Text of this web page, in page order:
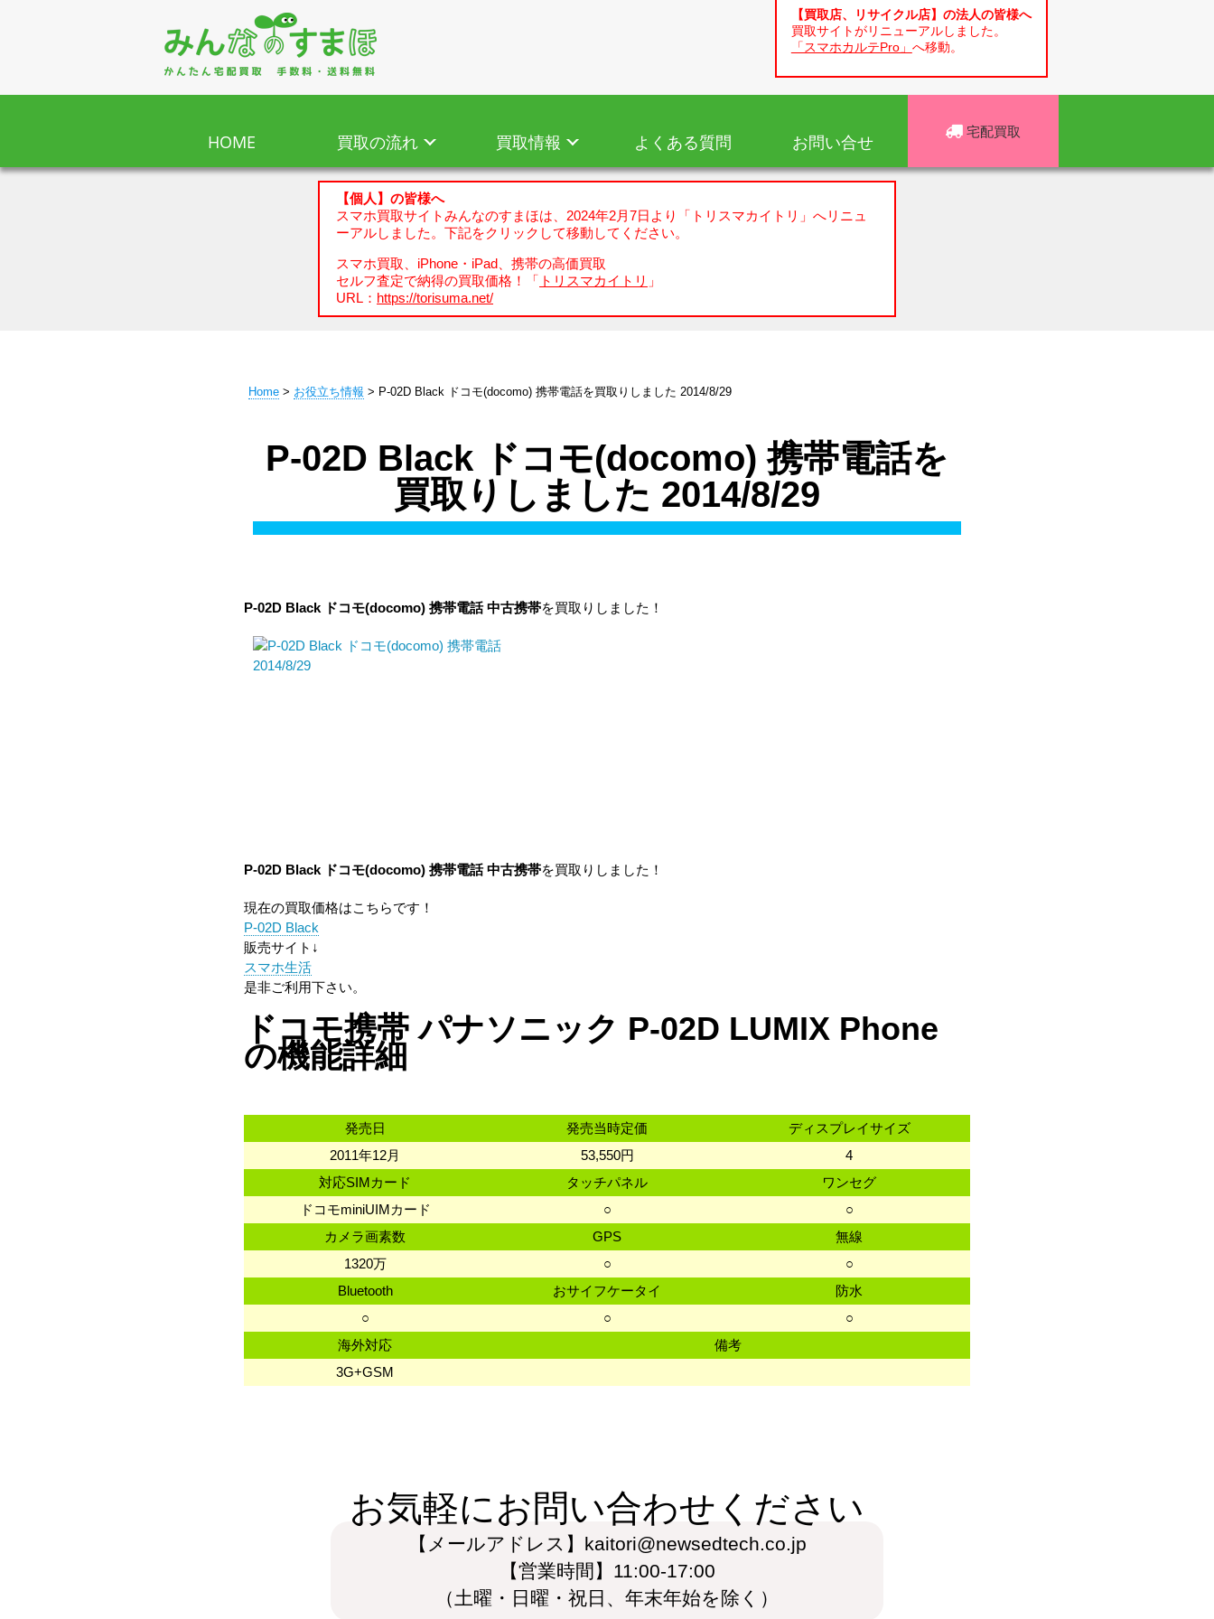
【買取店、リサイクル店】の法人の皆様へ
買取サイトがリニューアルしました。
「スマホカルテPro」 へ移動。
HOME 買取の流れ 買取情報 よくある質問 お問い合せ 宅配買取
【個人】の皆様へ
スマホ買取サイトみんなのすまほは、2024年2月7日より「トリスマカイトリ」へリニュ
ーアルしました。下記をクリックして移動してください。
スマホ買取、iPhone・iPad、携帯の高価買取
セルフ査定で納得の買取価格！「 トリスマカイトリ 」
URL： https://torisuma.net/
Home > お役立ち情報 > P-02D Black ドコモ(docomo) 携帯電話を買取りしました 2014/8/29
P-02D Black ドコモ(docomo) 携帯電話を
買取りしました 2014/8/29
P-02D Black ドコモ(docomo) 携帯電話中古携帯を買取りしました！
P-02D Black ドコモ(docomo) 携帯電話中古携帯を買取りしました！
現在の買取価格はこちらです！
P-02D Black
販売サイト↓
スマホ生活
是非ご利用下さい。
ドコモ携帯 パナソニック P-02D LUMIX Phone
の機能詳細
発売日 発売当時定価
ディスプレイサイズ
2011年12月
53,550円
4
対応SIMカード
タッチパネル
ワンセグ
ドコモminiUIMカード
○
○
カメラ画素数
GPS
無線
1320万
○
○
Bluetooth
おサイフケータイ
防水
○
○
○
海外対応
備考
3G+GSM
お気軽にお問い合わせください
【メールアドレス】kaitori@newsedtech.co.jp
【営業時間】11:00-17:00
（土曜・日曜・祝日、年末年始を除く）